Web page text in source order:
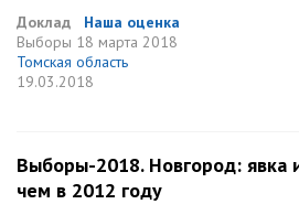
Доклад
Наша оценка
Выборы 18 марта 2018
Томская область
19.03.2018
Выборы-2018. Новгород: явка
чем в 2012 году